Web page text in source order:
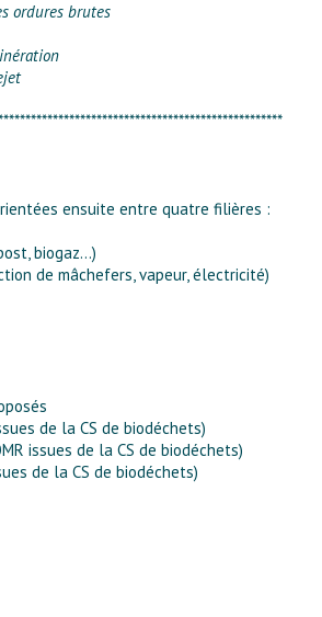
ordures brutes
ensuite entre quatre filières :
biogaz…)
de mâchefers, vapeur, électricité)
de la CS de biodéchets)
issues de la CS de biodéchets)
de la CS de biodéchets)